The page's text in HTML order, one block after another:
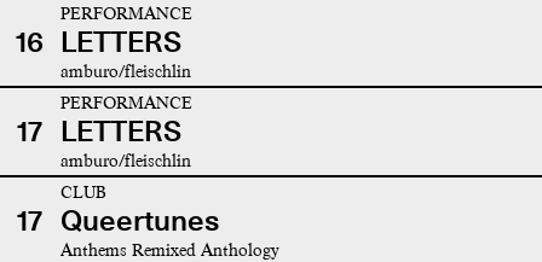
16
PERFORMANCE
LETTERS
amburo/fleischlin
17
PERFORMANCE
LETTERS
amburo/fleischlin
17
CLUB
Queertunes
Anthems Remixed Anthology